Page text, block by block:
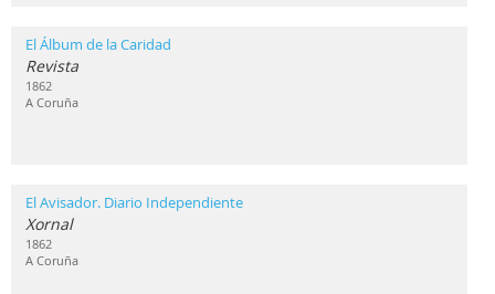
El Álbum de la Caridad
Revista
1862
A Coruña
El Avisador. Diario Independiente
Xornal
1862
A Coruña